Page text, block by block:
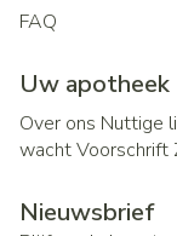
FAQ
Uw apotheek
Over ons Nuttige
wachtVoorschrift
Nieuwsbrief